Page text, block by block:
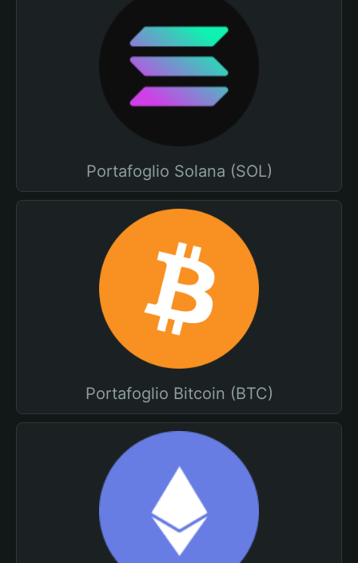
Portafoglio Solana (SOL)
Portafoglio Bitcoin (BTC)